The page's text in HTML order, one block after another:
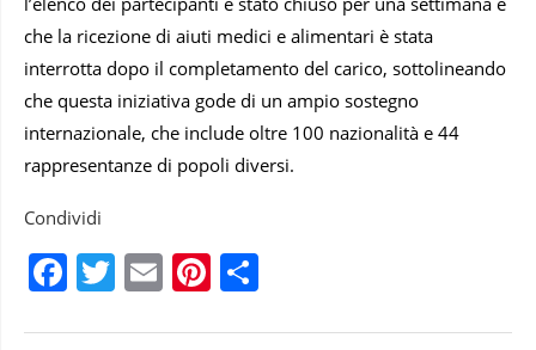
che la ricezione di aiuti medici e alimentari è stata
interrotta dopo il completamento del carico, sottolineando
che questa iniziativa gode di un ampio sostegno
internazionale, che include oltre 100 nazionalità e 44
rappresentanze di popoli diversi.
Condividi
Facebook
Twitter
EmailPinterest